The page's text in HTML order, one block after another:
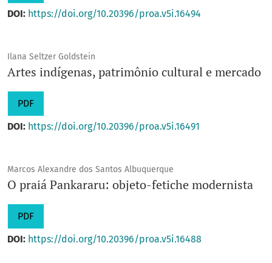
DOI: https://doi.org/10.20396/proa.v5i.16494
Ilana Seltzer Goldstein
Artes indígenas, patrimônio cultural e mercado
PDF
DOI: https://doi.org/10.20396/proa.v5i.16491
Marcos Alexandre dos Santos Albuquerque
O praiá Pankararu: objeto-fetiche modernista
PDF
DOI: https://doi.org/10.20396/proa.v5i.16488